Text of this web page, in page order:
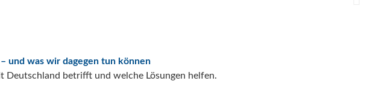
Gesetzgebung
Veranstaltungen an!
und was wir dagegen tun können
Deutschland betrifft und welche Lösungen helfen.